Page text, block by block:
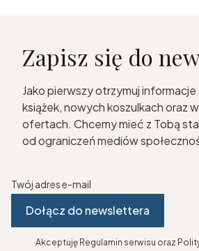
Zapisz się do
Jako pierwszy otrzymuj
książek, nowych koszulkach oraz
ofertach. Chcemy mieć z Tobą
od ograniczeń mediów
Twój adres e-mail
Dołącz do newslettera
Akceptuję Regulamin serwisu oraz